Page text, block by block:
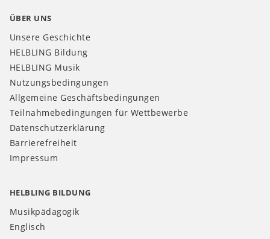
ÜBER UNS
Unsere Geschichte
HELBLING Bildung
HELBLING Musik
Nutzungsbedingungen
Allgemeine Geschäftsbedingungen
Teilnahmebedingungen für Wettbewerbe
Datenschutzerklärung
Barrierefreiheit
Impressum
HELBLING BILDUNG
Musikpädagogik
Englisch